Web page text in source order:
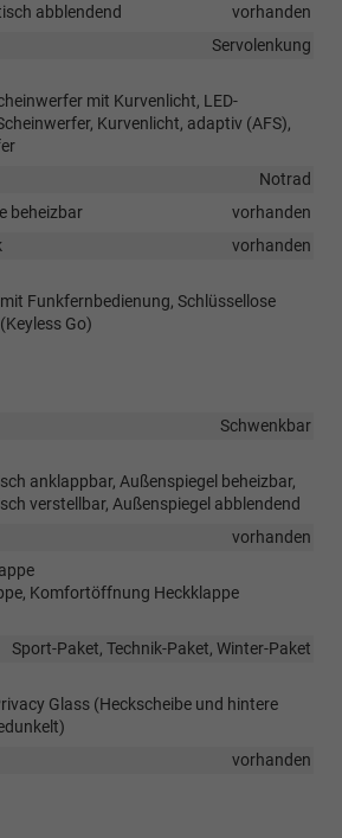
abblendend
vorhanden
Servolenkung
mit Kurvenlicht, LED-
Kurvenlicht, adaptiv (AFS),
Notrad
beheizbar
vorhanden
vorhanden
Funkfernbedienung, Schlüssellose
Go)
Schwenkbar
anklappbar, Außenspiegel beheizbar,
verstellbar, Außenspiegel abblendend
vorhanden
Komfortöffnung Heckklappe
Sport-Paket, Technik-Paket, Winter-Paket
Glass (Heckscheibe und hintere
vorhanden